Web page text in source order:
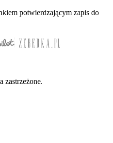
potwierdzającym zapis do